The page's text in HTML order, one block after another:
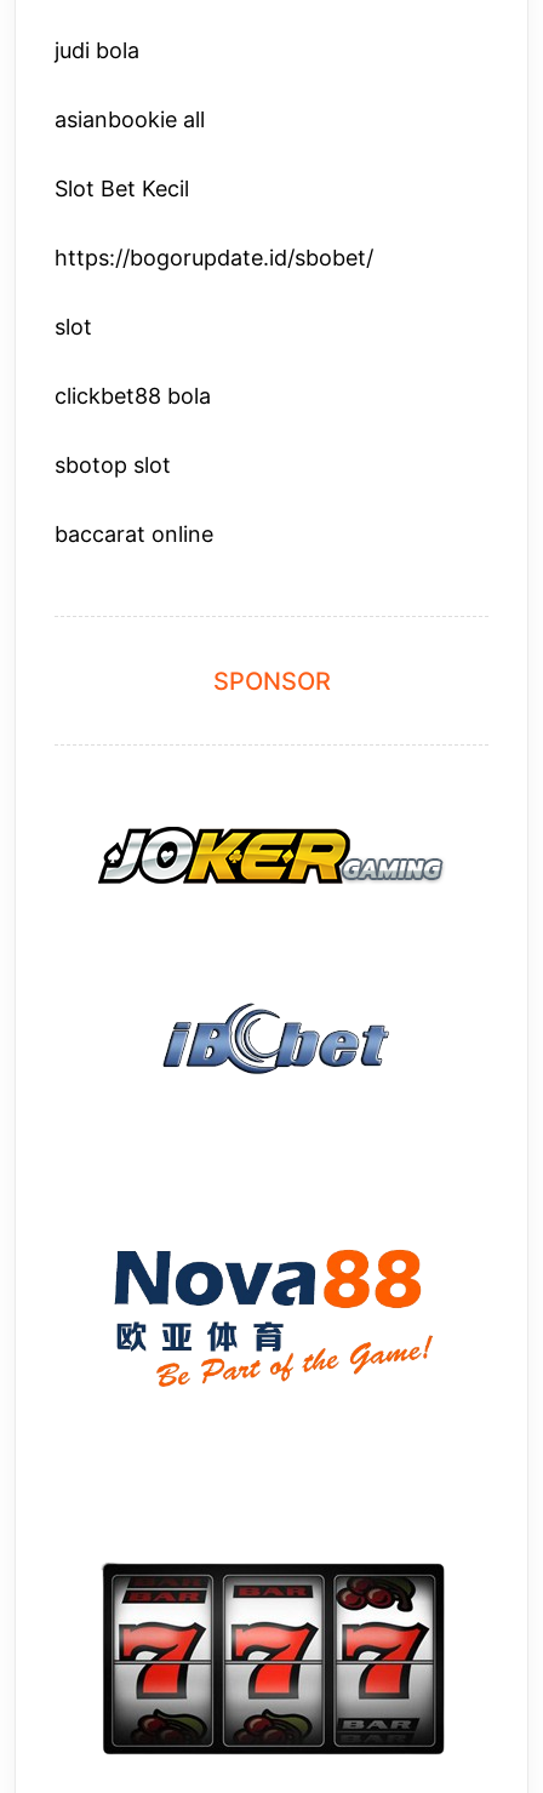
judi bola
asianbookie all
Slot Bet Kecil
https://bogorupdate.id/sbobet/
slot
clickbet88 bola
sbotop slot
baccarat online
SPONSOR